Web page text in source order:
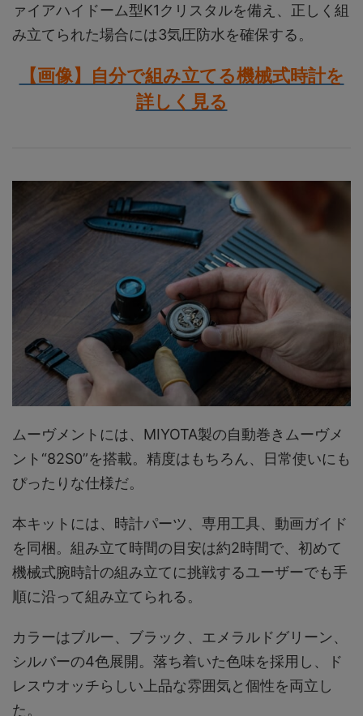
ァイアハイドーム型K1クリスタルを備え、正しく組
み立てられた場合には3気圧防水を確保する。
【画像】自分で組み立てる機械式時計を
詳しく見る
ムーヴメントには、MIYOTA製の自動巻きムーヴメ
ント“82S0”を搭載。精度はもちろん、日常使いにも
ぴったりな仕様だ。
本キットには、時計パーツ、専用工具、動画ガイド
を同梱。組み立て時間の目安は約2時間で、初めて
機械式腕時計の組み立てに挑戦するユーザーでも手
順に沿って組み立てられる。
カラーはブルー、ブラック、エメラルドグリーン、
シルバーの4色展開。落ち着いた色味を採用し、ド
レスウオッチらしい上品な雰囲気と個性を両立し
た。